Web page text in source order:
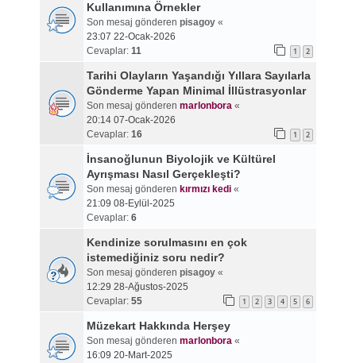
Kullanımına Örnekler
Son mesaj gönderen pisagoy«
23:07 22-Ocak-2026
Cevaplar: 11 1 2
Tarihi Olayların Yaşandığı Yıllara Sayılarla
Gönderme Yapan Minimal İllüstrasyonlar
Son mesaj gönderen marlonbora«
20:14 07-Ocak-2026
Cevaplar: 16 1 2
İnsanoğlunun Biyolojik ve Kültürel
Ayrışması Nasıl Gerçekleşti?
Son mesaj gönderen kırmızı kedi«
21:09 08-Eylül-2025
Cevaplar: 6
Kendinize sorulmasını en çok
istemediğiniz soru nedir?
Son mesaj gönderen pisagoy«
12:29 28-Ağustos-2025
Cevaplar: 55 1 2 3 4 5 6
Müzekart Hakkında Herşey
Son mesaj gönderen marlonbora«
16:09 20-Mart-2025